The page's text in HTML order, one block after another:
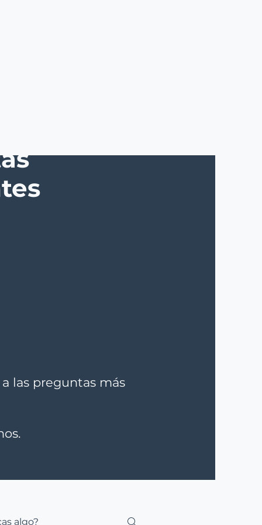
las preguntas más